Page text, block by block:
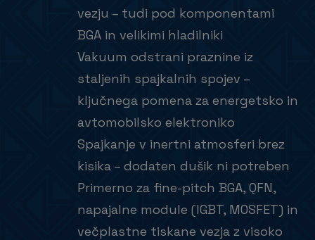
vezju – tudi pod komponentami
BGA in velikimi hladilniki
Vakuum odstrani praznine iz
staljenih spajkalnih spojev –
ključnega pomena za energetsko in
avtomobilsko elektroniko
Spajkanje v inertni atmosferi brez
kisika – dodaten dušik ni potreben
Primerno za fine-pitch BGA, QFN,
napajalne module (IGBT, MOSFET) in
večplastne tiskane vezja z visoko